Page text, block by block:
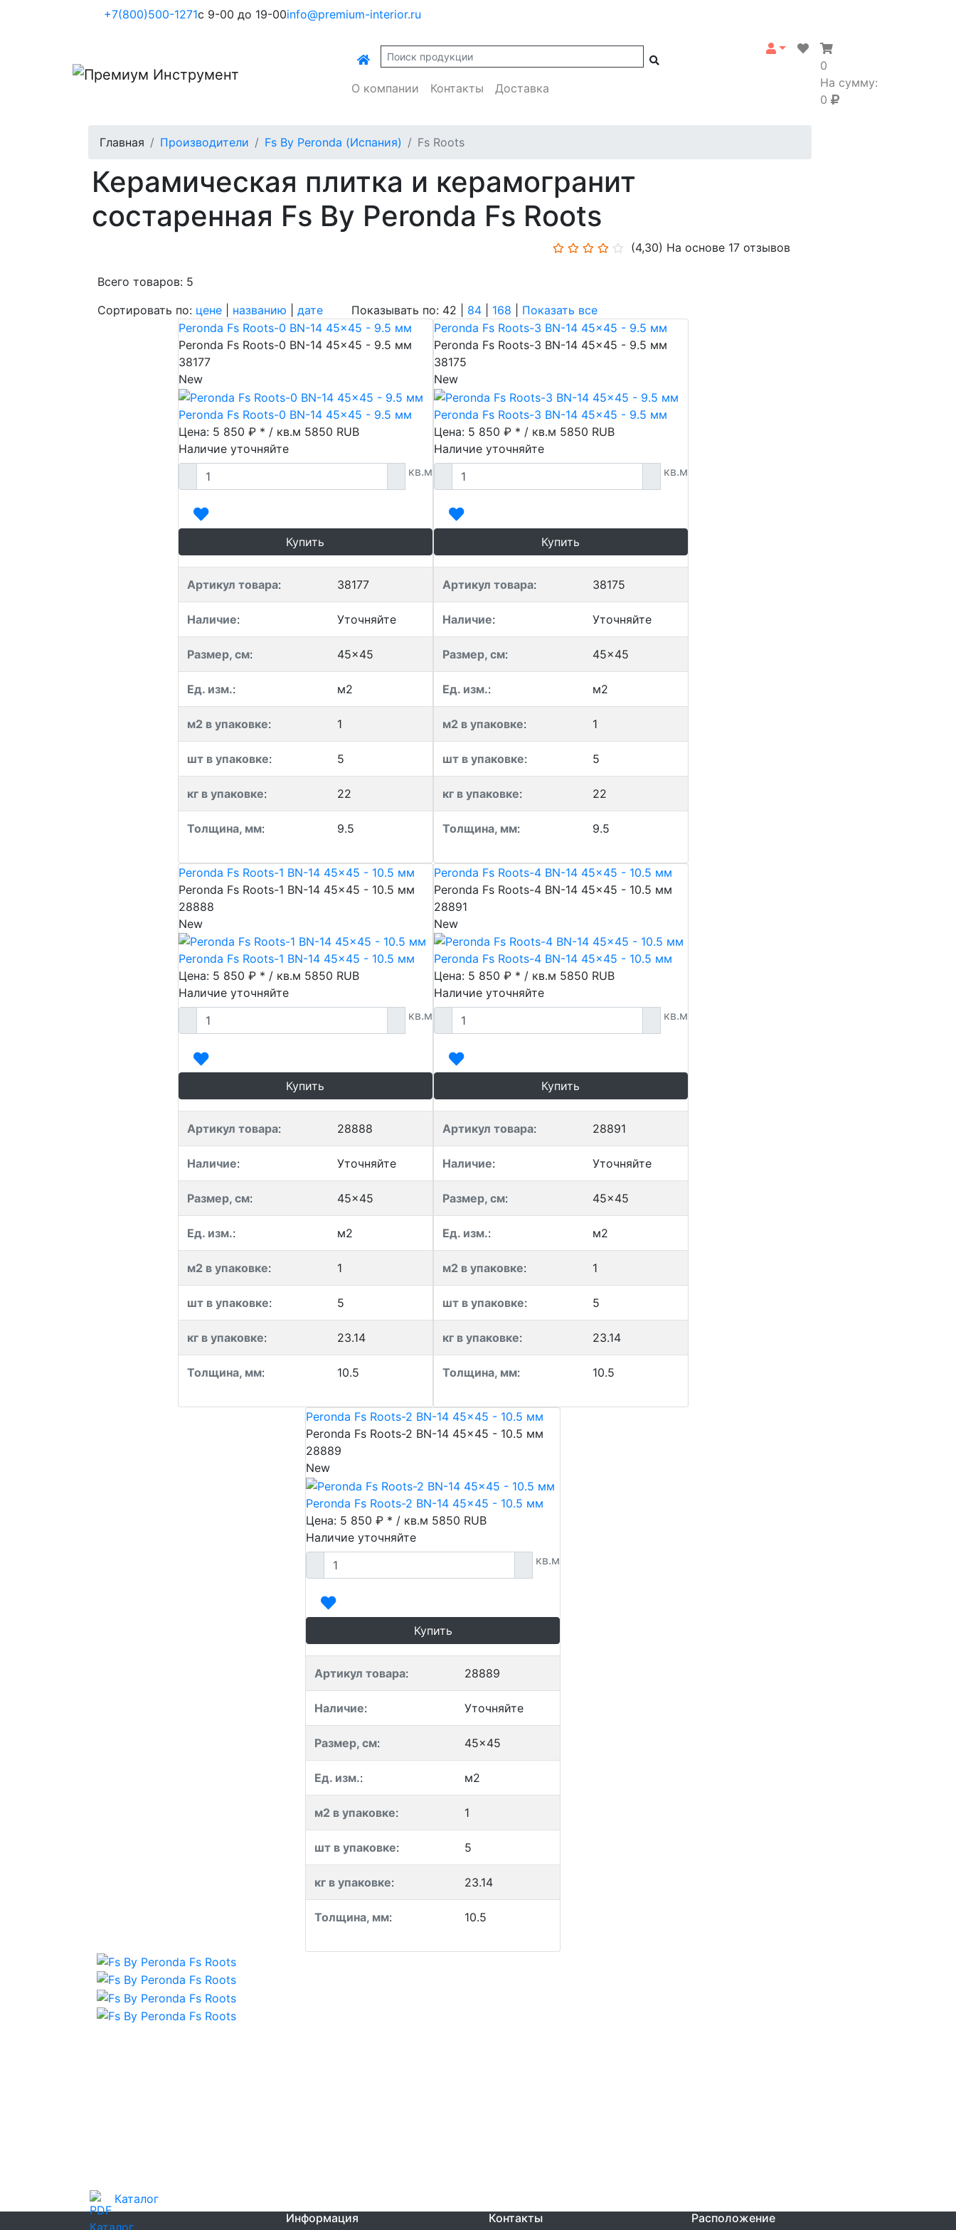
+7(800)500-1271с 9-00 до 19-00info@premium-interior.ru
О компании Контакты Доставка
0
На сумму:
0
Главная Производители Fs By Peronda (Испания) Fs Roots
Керамическая плитка и керамогранит
состаренная Fs By Peronda Fs Roots
(4,30) На основе 17 отзывов
Всего товаров: 5
Сортировать по: цене названию дате Показывать по: 42 | 84 168
Показать все
Peronda Fs Roots-0 BN-14 45x45 - 9.5 мм
Peronda Fs Roots-0 BN-14 45x45 - 9.5 мм
38177
New
Peronda Fs Roots-0 BN-14 45x45 - 9.5 мм
Цена: 5 850 ₽ * / кв.м 5850 RUB
Наличие уточняйте
кв.м
Купить
Артикул товара: 38177
Наличие: Уточняйте
Размер, см: 45x45
Ед. изм.: м2
м2 в упаковке: 1
шт в упаковке: 5
кг в упаковке: 22
Толщина, мм: 9.5
Peronda Fs Roots-3 BN-14 45x45 - 9.5 мм
Peronda Fs Roots-3 BN-14 45x45 - 9.5 мм
38175
New
Peronda Fs Roots-3 BN-14 45x45 - 9.5 мм
Цена: 5 850 ₽ * / кв.м 5850 RUB
Наличие уточняйте
кв.м
Купить
Артикул товара: 38175
Наличие: Уточняйте
Размер, см: 45x45
Ед. изм.: м2
м2 в упаковке: 1
шт в упаковке: 5
кг в упаковке: 22
Толщина, мм: 9.5
Peronda Fs Roots-1 BN-14 45x45 - 10.5 мм
Peronda Fs Roots-1 BN-14 45x45 - 10.5 мм
28888
New
Peronda Fs Roots-1 BN-14 45x45 - 10.5 мм
Цена: 5 850 ₽ * / кв.м 5850 RUB
Наличие уточняйте
кв.м
Купить
Артикул товара: 28888
Наличие: Уточняйте
Размер, см: 45x45
Ед. изм.: м2
м2 в упаковке: 1
шт в упаковке: 5
кг в упаковке: 23.14
Толщина, мм: 10.5
Peronda Fs Roots-4 BN-14 45x45 - 10.5 мм
Peronda Fs Roots-4 BN-14 45x45 - 10.5 мм
28891
New
Peronda Fs Roots-4 BN-14 45x45 - 10.5 мм
Цена: 5 850 ₽ * / кв.м 5850 RUB
Наличие уточняйте
кв.м
Купить
Артикул товара: 28891
Наличие: Уточняйте
Размер, см: 45x45
Ед. изм.: м2
м2 в упаковке: 1
шт в упаковке: 5
кг в упаковке: 23.14
Толщина, мм: 10.5
Peronda Fs Roots-2 BN-14 45x45 - 10.5 мм
Peronda Fs Roots-2 BN-14 45x45 - 10.5 мм
28889
New
Peronda Fs Roots-2 BN-14 45x45 - 10.5 мм
Цена: 5 850 ₽ * / кв.м 5850 RUB
Наличие уточняйте
кв.м
Купить
Артикул товара: 28889
Наличие: Уточняйте
Размер, см: 45x45
Ед. изм.: м2
м2 в упаковке: 1
шт в упаковке: 5
кг в упаковке: 23.14
Толщина, мм: 10.5
Каталог
Информация
Контакты Расположение